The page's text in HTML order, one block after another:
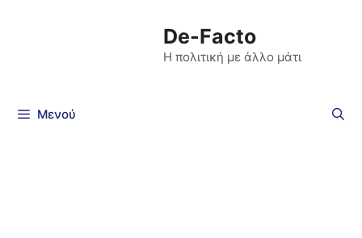
De-Facto
Η πολιτική με άλλο μάτι
Μενού